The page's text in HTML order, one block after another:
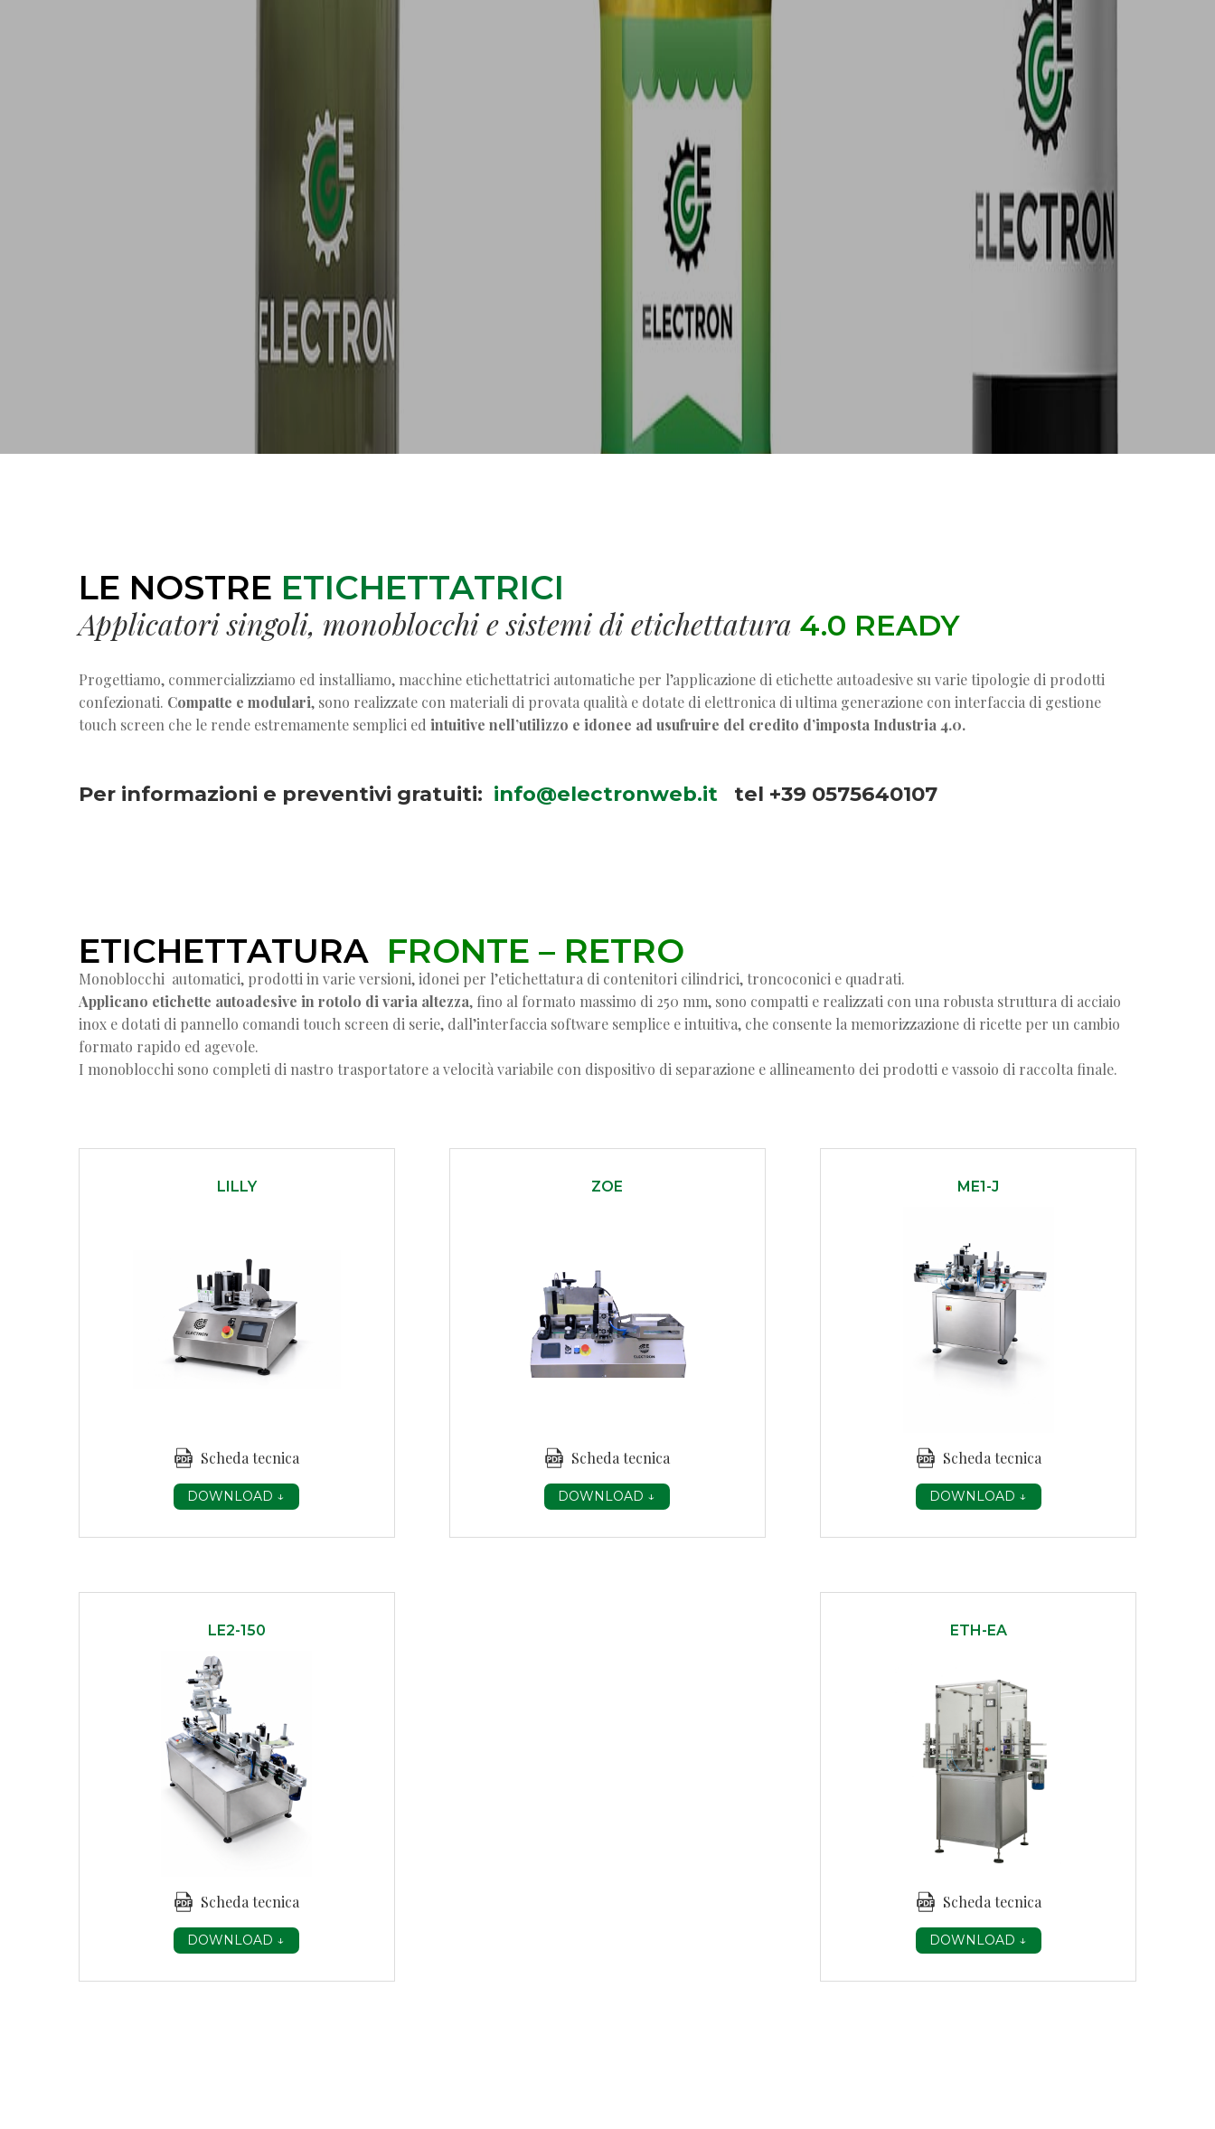
LE NOSTRE ETICHETTATRICI
Applicatori singoli, monoblocchi e sistemi di etichettatura 4.0 READY
Progettiamo, commercializziamo ed installiamo, macchine etichettatrici automatiche per l’applicazione di etichette autoadesive su varie tipologie di prodotti
confezionati. Compatte e modulari, sono realizzate con materiali di provata qualità e dotate di elettronica di ultima generazione con interfaccia di gestione
touch screen che le rende estremamente semplici ed intuitive nell’utilizzo e idonee ad usufruire del credito d’imposta Industria 4.0.
Per informazioni e preventivi gratuiti: info@electronweb.it tel +39 0575640107
ETICHETTATURA FRONTE – RETRO
Monoblocchi automatici, prodotti in varie versioni, idonei per l’etichettatura di contenitori cilindrici, troncoconici e quadrati.
Applicano etichette autoadesive in rotolo di varia altezza, fino al formato massimo di 250 mm, sono compatti e realizzati con una robusta struttura di acciaio
inox e dotati di pannello comandi touch screen di serie, dall’interfaccia software semplice e intuitiva, che consente la memorizzazione di ricette per un cambio
formato rapido ed agevole.
I monoblocchi sono completi di nastro trasportatore a velocità variabile con dispositivo di separazione e allineamento dei prodotti e vassoio di raccolta finale.
LILLY
Scheda tecnica
DOWNLOAD ↓
SCARICA LA SCHEDA
ZOE
Scheda tecnica
DOWNLOAD ↓
ME1-J
Scheda tecnica
DOWNLOAD ↓
SCARICA LA SCHEDA
LE2-150
Scheda tecnica
DOWNLOAD ↓
ETH-EA
Scheda tecnica
DOWNLOAD ↓